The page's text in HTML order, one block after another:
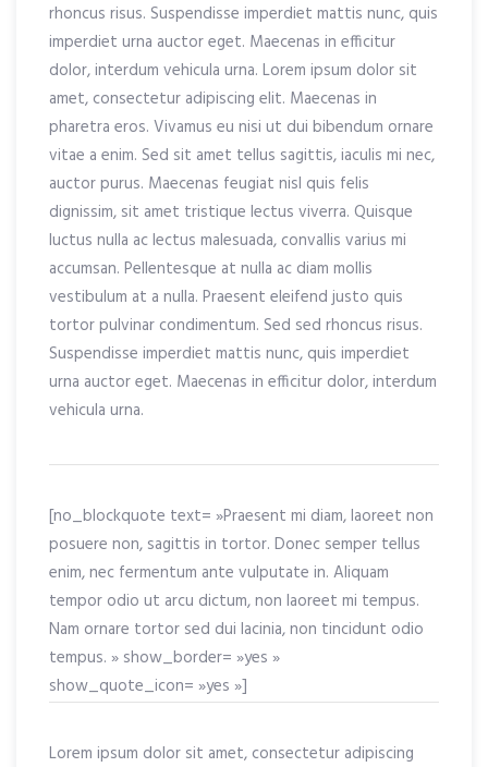
rhoncus risus. Suspendisse imperdiet mattis nunc, quis
imperdiet urna auctor eget. Maecenas in efficitur
dolor, interdum vehicula urna. Lorem ipsum dolor sit
amet, consectetur adipiscing elit. Maecenas in
pharetra eros. Vivamus eu nisi ut dui bibendum ornare
vitae a enim. Sed sit amet tellus sagittis, iaculis mi nec,
auctor purus. Maecenas feugiat nisl quis felis
dignissim, sit amet tristique lectus viverra. Quisque
luctus nulla ac lectus malesuada, convallis varius mi
accumsan. Pellentesque at nulla ac diam mollis
vestibulum at a nulla. Praesent eleifend justo quis
tortor pulvinar condimentum. Sed sed rhoncus risus.
Suspendisse imperdiet mattis nunc, quis imperdiet
urna auctor eget. Maecenas in efficitur dolor, interdum
vehicula urna.
[no_blockquote text= »Praesent mi diam, laoreet non
posuere non, sagittis in tortor. Donec semper tellus
enim, nec fermentum ante vulputate in. Aliquam
tempor odio ut arcu dictum, non laoreet mi tempus.
Nam ornare tortor sed dui lacinia, non tincidunt odio
tempus. » show_border= »yes »
show_quote_icon= »yes »]
Lorem ipsum dolor sit amet, consectetur adipiscing